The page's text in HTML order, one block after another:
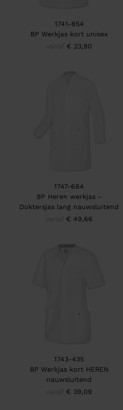
1741-854
BP Werkjas kort unisex
€ 23,90
1747-684
BP Heren werkjas -
Doktersjas lang nauwsluitend
€ 49,66
1743-435
BP Werkjas kort HEREN
nauwsluitend
€ 39,09